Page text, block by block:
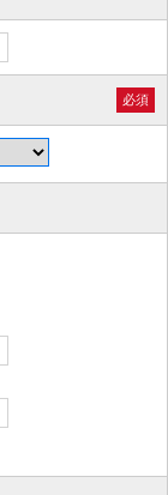
必須